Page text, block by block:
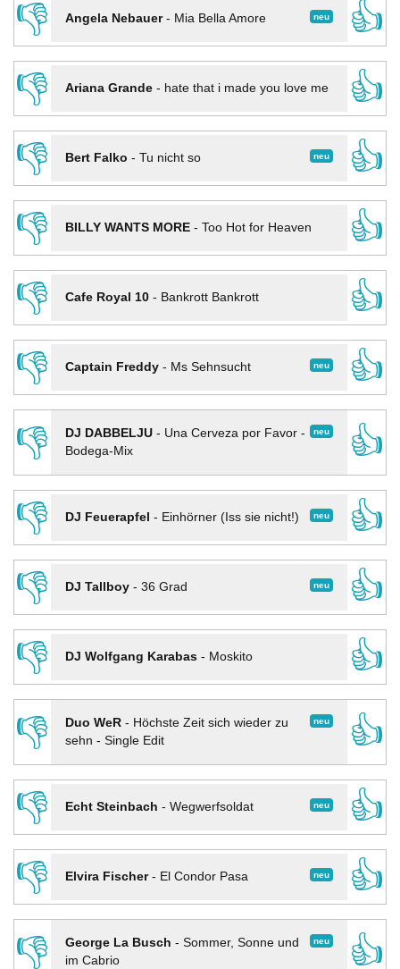
👎 neu
Angela Nebauer- Mia Bella Amore
👍
👎
Ariana Grande- hate that i made you love me
👍
👎
neu
Bert Falko - Tu nicht so
👍
👎
BILLY WANTS MORE- Too Hot for Heaven
👍
👎
Cafe Royal 10- Bankrott Bankrott
👍
👎
neu
Captain Freddy- Ms Sehnsucht
👍
👎
neu
DJ DABBELJU- Una Cerveza por Favor -
Bodega-Mix
👍
👎
neu
DJ Feuerapfel - Einhörner (Iss sie nicht!)
👍
👎
neu
DJ Tallboy- 36 Grad
👍
👎
DJ Wolfgang Karabas- Moskito
👍
👎
neu
Duo WeR- Höchste Zeit sich wieder zu
sehn - Single Edit
👍
👎
neu
Echt Steinbach - Wegwerfsoldat
👍
👎
neu
Elvira Fischer- El Condor Pasa
👍
👎
neu
George La Busch - Sommer, Sonne und
im Cabrio
👍